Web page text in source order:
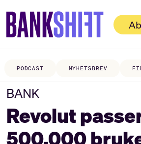
PODCAST NYHETSBREV
BANK
Revolut
500.000